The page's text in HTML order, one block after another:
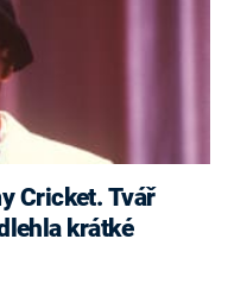
Cricket. Tvář
krátké